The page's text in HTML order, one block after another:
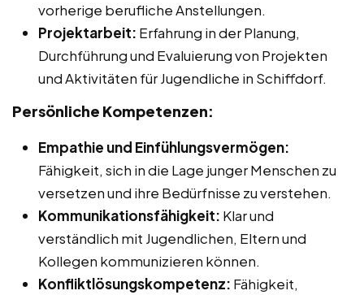
vorherige berufliche Anstellungen.
Projektarbeit: Erfahrung in der Planung,
Durchführung und Evaluierung von Projekten
und Aktivitäten für Jugendliche in Schiffdorf.
Persönliche Kompetenzen:
Empathie und Einfühlungsvermögen:
Fähigkeit, sich in die Lage junger Menschen zu
versetzen und ihre Bedürfnisse zu verstehen.
Kommunikationsfähigkeit: Klar und
verständlich mit Jugendlichen, Eltern und
Kollegen kommunizieren können.
Konfliktlösungskompetenz: Fähigkeit,